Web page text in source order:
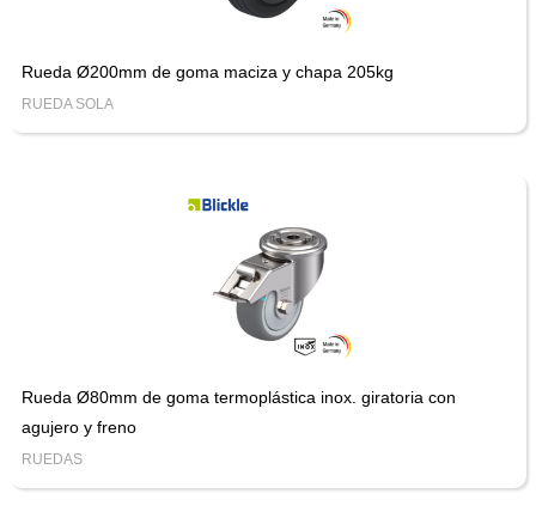
Rueda Ø200mm de goma maciza y chapa 205kg
RUEDA SOLA
Rueda Ø80mm de goma termoplástica inox. giratoria con
agujero y freno
RUEDAS